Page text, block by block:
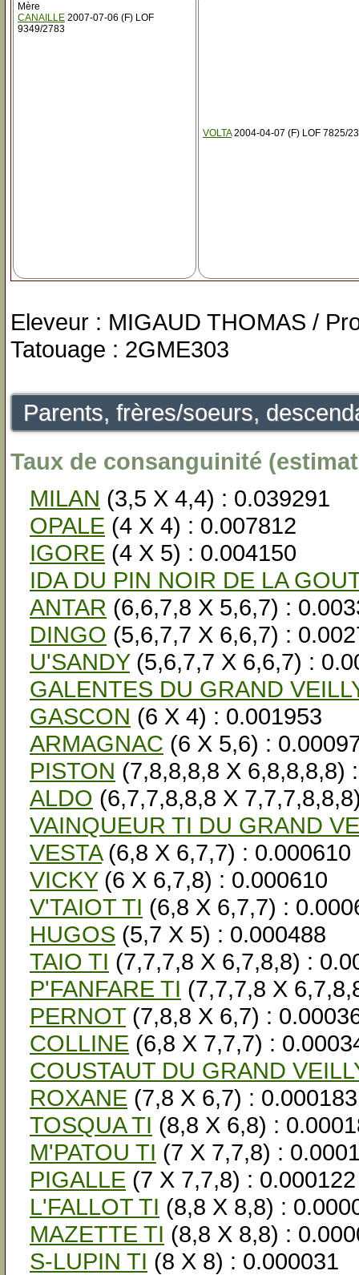
Mère
CANAILLE 2007-07-06 (F) LOF
9349/2783
VOLTA2004-04-07 (F) LOF 7825/
Eleveur : MIGAUD THOMAS /
Tatouage : 2GME303
Parents, frères/soeurs,
Taux de consanguinité
MILAN (3,5 X 4,4) : 0.039291
OPALE (4 X 4) : 0.007812
IGORE (4 X 5) : 0.004150
IDA DU PIN NOIR DE LA
ANTAR (6,6,7,8 X 5,6,7) :
DINGO (5,6,7,7 X 6,6,7) :
U'SANDY(5,6,7,7 X 6,6,7) :
GALENTES DU GRAND
GASCON (6 X 4) : 0.001953
ARMAGNAC (6 X 5,6) :
PISTON (7,8,8,8,8 X 6,8,8,8,8)
ALDO (6,7,7,8,8,8 X
VAINQUEUR TI DU GRAND
VESTA(6,8 X 6,7,7) : 0.000610
VICKY(6 X 6,7,8) : 0.000610
V'TAIOT TI (6,8 X 6,7,7) :
HUGOS (5,7 X 5) : 0.000488
TAIO TI (7,7,7,8 X 6,7,8,8) :
P'FANFARE TI (7,7,7,8 X
PERNOT (7,8,8 X 6,7) :
COLLINE (6,8 X 7,7,7) :
COUSTAUT DU GRAND
ROXANE (7,8 X 6,7) : 0.000183
TOSQUA TI (8,8 X 6,8) :
M'PATOU TI (7 X 7,7,8) :
PIGALLE (7 X 7,7,8) : 0.000122
L'FALLOT TI (8,8 X 8,8) :
MAZETTE TI (8,8 X 8,8) :
S-LUPIN TI (8 X 8) : 0.000031